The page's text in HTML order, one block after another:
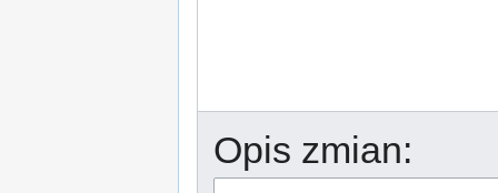
Opis zmian: